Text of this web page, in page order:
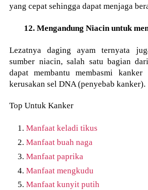
yang cepat sehingga dapat menjaga
12. Mengandung Niacin untuk
Lezatnya daging ayam ternyata
sumber niacin, salah satu bagian
dapat membantu membasmi kanker
kerusakan sel DNA (penyebab kanker).
Top Untuk Kanker
Manfaat keladi tikus
Manfaat buah naga
Manfaat paprika
Manfaat mengkudu
Manfaat kunyit putih